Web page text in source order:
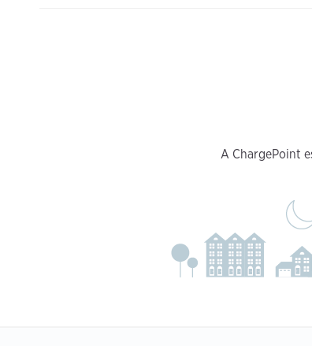
A ChargePoint